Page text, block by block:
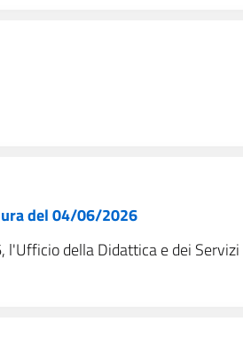
del 04/06/2026
l'Ufficio della Didattica e dei